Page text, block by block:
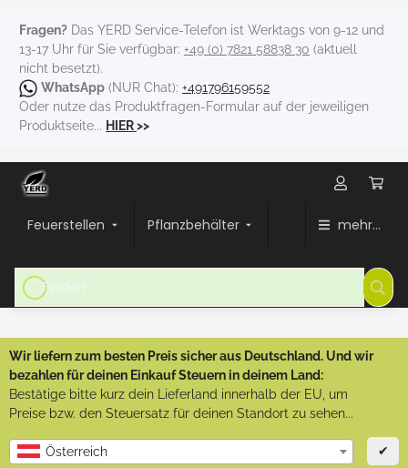
Fragen? Das YERD Service-Telefon ist Werktags von 9-12 und
13-17 Uhr für Sie verfügbar: +49 (0) 7821 58838 30 (aktuell
nicht besetzt).
WhatsApp (NUR Chat): +491796159552
Oder nutze das Produktfragen-Formular auf der jeweiligen
Produktseite... HIER>>
Feuerstellen Pflanzbehälter mehr...
Wir liefern zum besten Preis sicher aus Deutschland. Und wir
bezahlen für deinen Einkauf Steuern in deinem Land:
Bestätige bitte kurz dein Lieferland innerhalb der EU, um
Preise bzw. den Steuersatz für deinen Standort zu sehen...
Österreich ✔